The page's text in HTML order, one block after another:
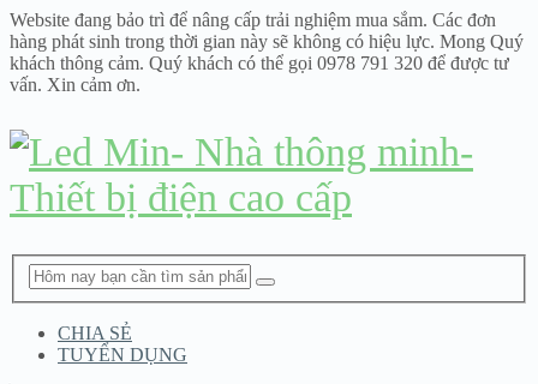
Website đang bảo trì để nâng cấp trải nghiệm mua sắm. Các đơn
hàng phát sinh trong thời gian này sẽ không có hiệu lực. Mong Quý
khách thông cảm. Quý khách có thể gọi 0978 791 320 để được tư
vấn. Xin cảm ơn.
CHIA SẺ
TUYỂN DỤNG